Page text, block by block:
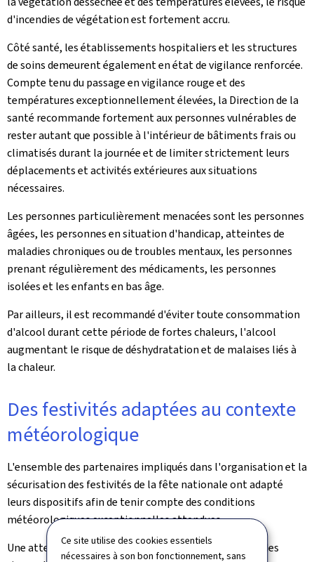
Ce site utilise des cookies essentiels
nécessaires à son bon fonctionnement, sans
d'incendies de végétation est fortement accru.
Côté santé, les établissements hospitaliers et les structures
de soins demeurent également en état de vigilance renforcée.
Compte tenu du passage en vigilance rouge et des
températures exceptionnellement élevées, la Direction de la
santé recommande fortement aux personnes vulnérables de
rester autant que possible à l'intérieur de bâtiments frais ou
climatisés durant la journée et de limiter strictement leurs
déplacements et activités extérieures aux situations
nécessaires.
Les personnes particulièrement menacées sont les personnes
âgées, les personnes en situation d'handicap, atteintes de
maladies chroniques ou de troubles mentaux, les personnes
prenant régulièrement des médicaments, les personnes
isolées et les enfants en bas âge.
Par ailleurs, il est recommandé d'éviter toute consommation
d'alcool durant cette période de fortes chaleurs, l'alcool
augmentant le risque de déshydratation et de malaises liés à
la chaleur.
Des festivités adaptées au contexte
météorologique
L'ensemble des partenaires impliqués dans l'organisation et la
sécurisation des festivités de la fête nationale ont adapté
leurs dispositifs afin de tenir compte des conditions
météorologiques exceptionnelles attendues.
Une attention particulière est portée à la prévention des